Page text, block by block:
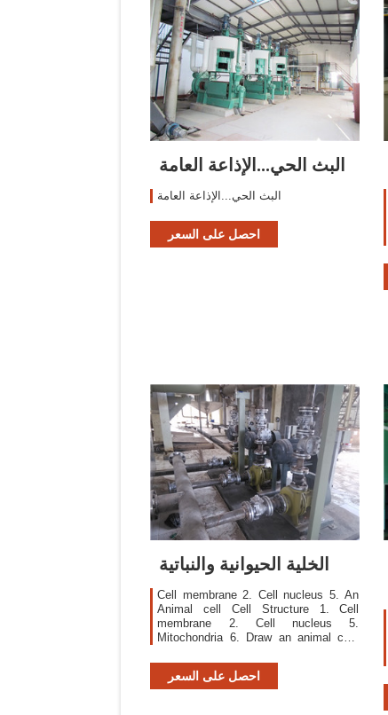
البث الحي...الإذاعة العامة
البث الحي...الإذاعة العامة
احصل على السعر
الخلية الحيوانية والنباتية
Cell membrane 2. Cell nucleus 5. An
Animal cell Cell Structure 1. Cell
membrane 2. Cell nucleus 5.
Mitochondria 6. Draw an animal cell,
cell, and label all of the part.
احصل على السعر